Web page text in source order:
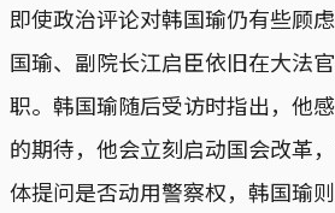
即使政治评论对韩国瑜仍有些顾
国瑜、副院长江启臣依旧在大法
职。韩国瑜随后受访时指出，他
的期待，他会立刻启动国会改革
体提问是否动用警察权，韩国瑜